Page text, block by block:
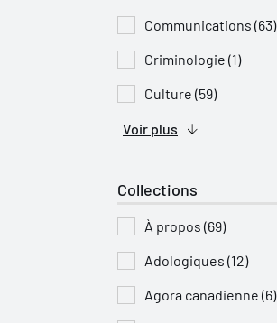
Communications (63)
Criminologie (1)
Culture (59)
Voir plus
Collections
À propos (69)
Adologiques (12)
Agora canadienne (6)